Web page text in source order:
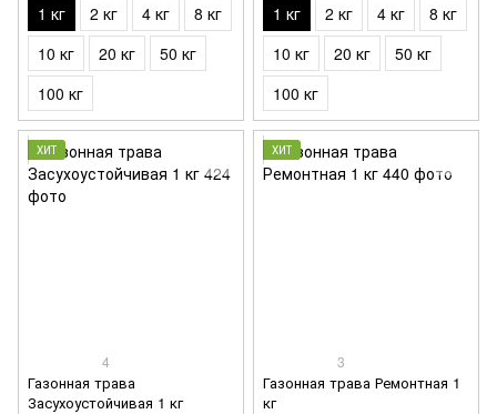
1 кг 2 кг 4 кг
8 кг
10 кг
20 кг
50 кг
100 кг
1 кг 2 кг 4 кг
8 кг
10 кг
20 кг
50 кг
100 кг
ХИТ
4
Газонная трава
Засухоустойчивая 1 кг
ХИТ
3
Газонная трава Ремонтная 1
кг